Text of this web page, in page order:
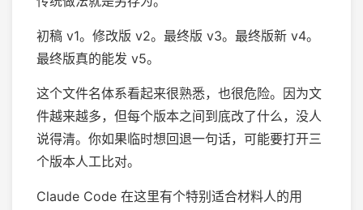
初稿 v1。修改版 v2。最终版 v3。最终版新 v4。
最终版真的能发 v5。
这个文件名体系看起来很熟悉，也很危险。因为文
件越来越多，但每个版本之间到底改了什么，没人
说得清。你如果临时想回退一句话，可能要打开三
个版本人工比对。
Claude Code 在这里有个特别适合材料人的用